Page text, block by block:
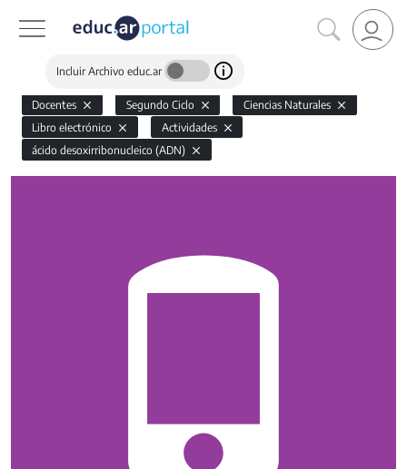
Incluir Archivo educ.ar
Docentes Segundo Ciclo
Ciencias Naturales
Libro electrónico
Actividades
ácido desoxirribonucleico (ADN)